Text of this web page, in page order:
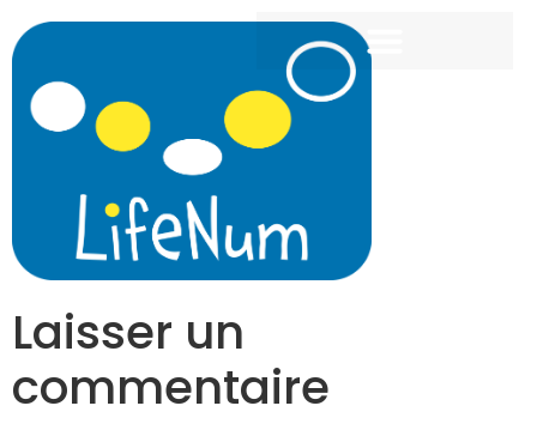
Laisser un
commentaire